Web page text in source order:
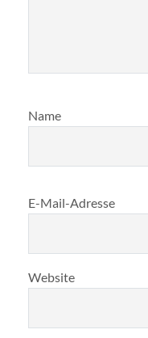
Name
E-Mail-Adresse
Website